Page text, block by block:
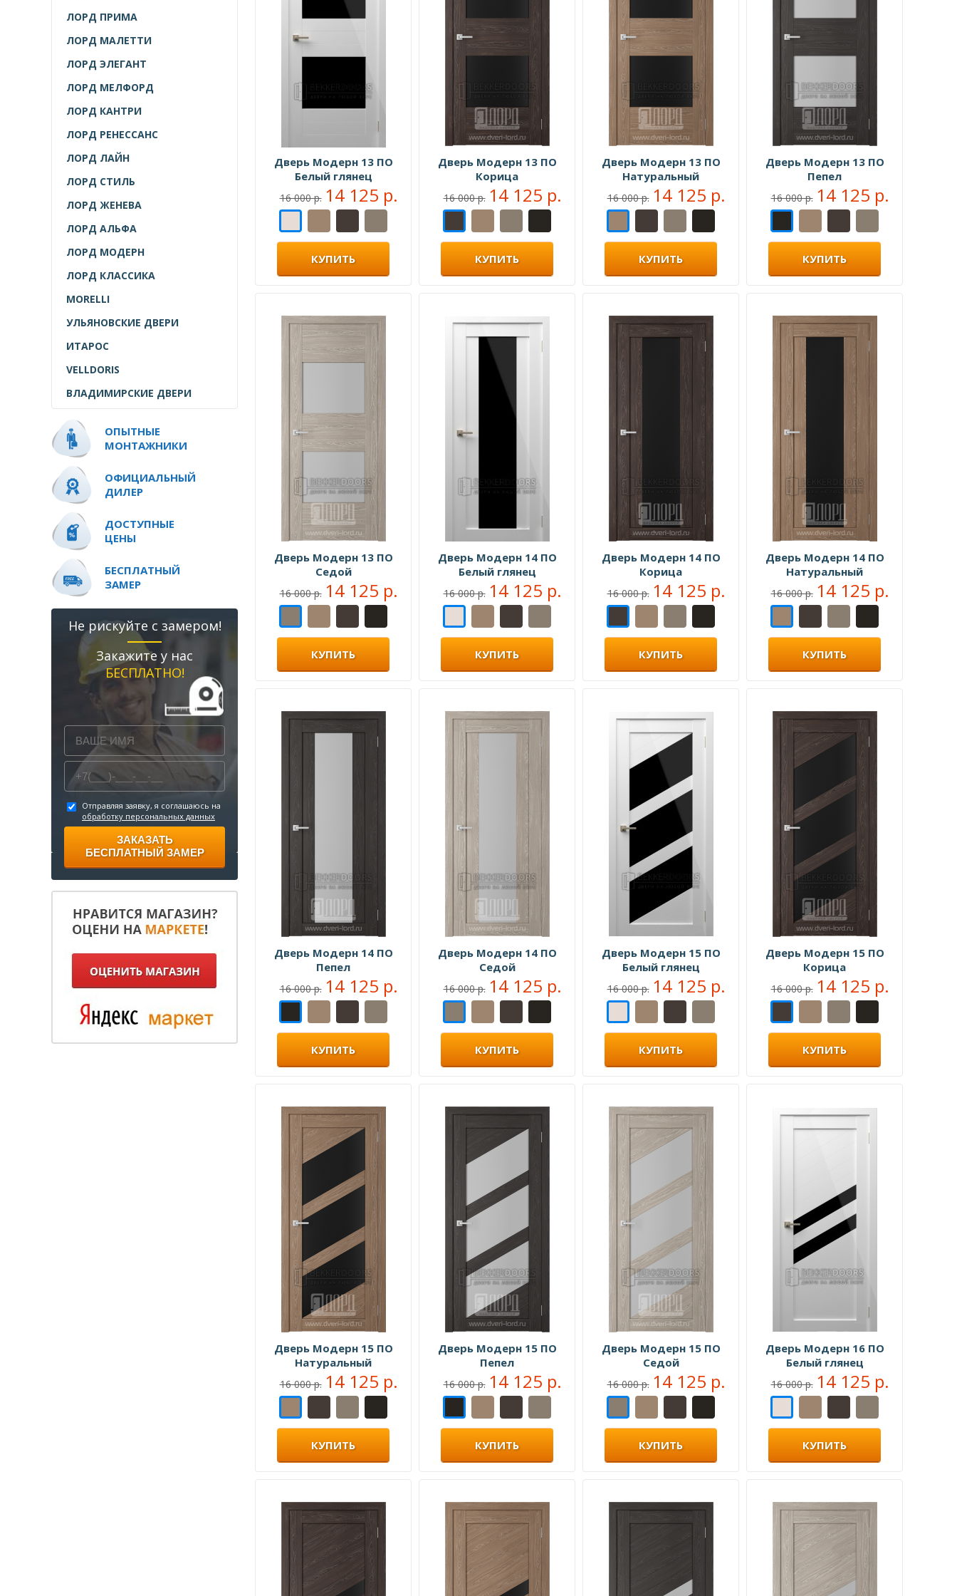
ЛОРД ПРИМА
ЛОРД МАЛЕТТИ
ЛОРД ЭЛЕГАНТ
ЛОРД МЕЛФОРД
ЛОРД КАНТРИ
ЛОРД РЕНЕССАНС
ЛОРД ЛАЙН
ЛОРД СТИЛЬ
ЛОРД ЖЕНЕВА
ЛОРД АЛЬФА
ЛОРД МОДЕРН
ЛОРД КЛАССИКА
MORELLI
УЛЬЯНОВСКИЕ ДВЕРИ
ИТАРОС
VELLDORIS
ВЛАДИМИРСКИЕ ДВЕРИ
ОПЫТНЫЕ
МОНТАЖНИКИ
ОФИЦИАЛЬНЫЙ
ДИЛЕР
ДОСТУПНЫЕ
ЦЕНЫ
БЕСПЛАТНЫЙ
ЗАМЕР
Не рискуйте с замером!
Закажите у нас
БЕСПЛАТНО!
Отправляя заявку, я соглашаюсь на
обработку персональных данных
ЗАКАЗАТЬ
БЕСПЛАТНЫЙ ЗАМЕР
Дверь Модерн 13 ПО
Белый глянец
16 000 р. 14 125 р.
КУПИТЬ
Дверь Модерн 13 ПО
Корица
16 000 р. 14 125 р.
КУПИТЬ
Дверь Модерн 13 ПО
Натуральный
16 000 р. 14 125 р.
КУПИТЬ
Дверь Модерн 13 ПО
Пепел
16 000 р. 14 125 р.
КУПИТЬ
Дверь Модерн 13 ПО
Седой
16 000 р. 14 125 р.
КУПИТЬ
Дверь Модерн 14 ПО
Белый глянец
16 000 р. 14 125 р.
КУПИТЬ
Дверь Модерн 14 ПО
Корица
16 000 р. 14 125 р.
КУПИТЬ
Дверь Модерн 14 ПО
Натуральный
16 000 р. 14 125 р.
КУПИТЬ
Дверь Модерн 14 ПО
Пепел
16 000 р. 14 125 р.
КУПИТЬ
Дверь Модерн 14 ПО
Седой
16 000 р. 14 125 р.
КУПИТЬ
Дверь Модерн 15 ПО
Белый глянец
16 000 р. 14 125 р.
КУПИТЬ
Дверь Модерн 15 ПО
Корица
16 000 р. 14 125 р.
КУПИТЬ
Дверь Модерн 15 ПО
Натуральный
16 000 р. 14 125 р.
КУПИТЬ
Дверь Модерн 15 ПО
Пепел
16 000 р. 14 125 р.
КУПИТЬ
Дверь Модерн 15 ПО
Седой
16 000 р. 14 125 р.
КУПИТЬ
Дверь Модерн 16 ПО
Белый глянец
16 000 р. 14 125 р.
КУПИТЬ